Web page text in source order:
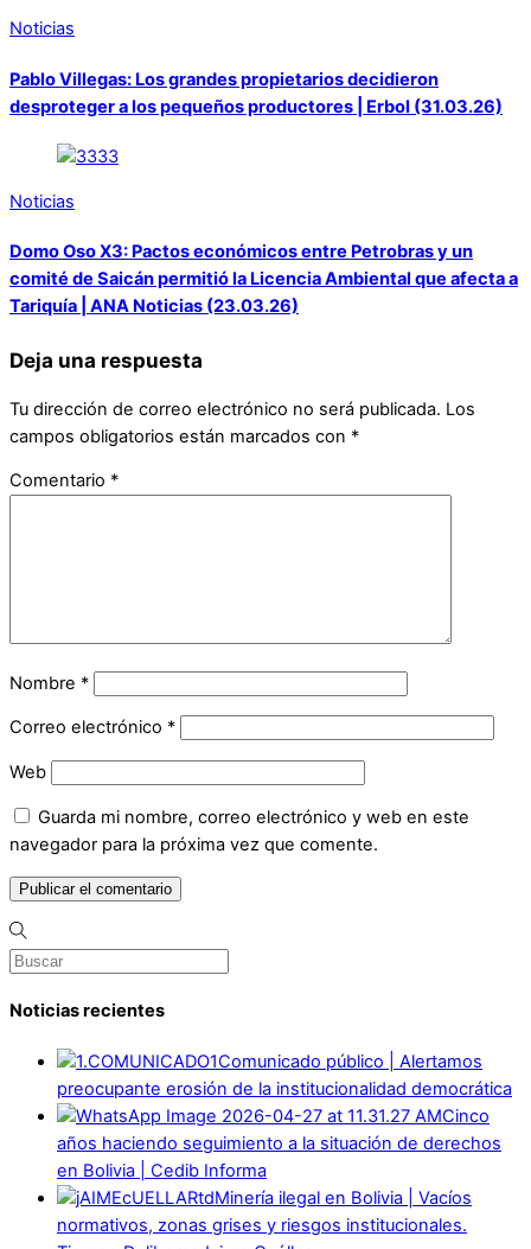
Noticias
Pablo Villegas: Los grandes propietarios decidieron
desproteger a los pequeños productores | Erbol (31.03.26)
Noticias
Domo Oso X3: Pactos económicos entre Petrobras y un
comité de Saicán permitió la Licencia Ambiental que afecta a
Tariquía | ANA Noticias (23.03.26)
Deja una respuesta
Tu dirección de correo electrónico no será publicada. Los
campos obligatorios están marcados con *
Comentario *
Nombre *
Correo electrónico *
Web
Guarda mi nombre, correo electrónico y web en este
navegador para la próxima vez que comente.
Noticias recientes
Comunicado público | Alertamos
preocupante erosión de la institucionalidad democrática
Cinco
años haciendo seguimiento a la situación de derechos
en Bolivia | Cedib Informa
Minería ilegal en Bolivia | Vacíos
normativos, zonas grises y riesgos institucionales.